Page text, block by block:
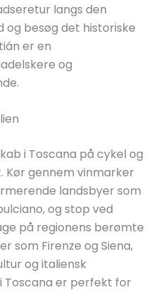
langs den
og besøg det historiske
er en
og
i Toscana på cykel og
Kør gennem vinmarker
landsbyer som
og stop ved
på regionens berømte
som Firenze og Siena,
og italiensk
Toscana er perfekt for